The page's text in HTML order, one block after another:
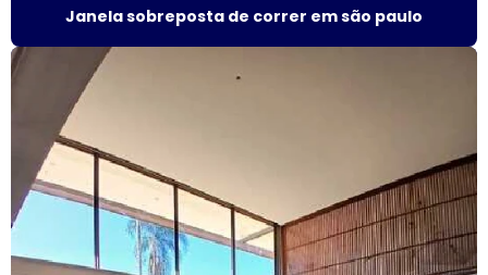
Fábrica esquadrias de alumínio
Fábrica de esquadrias de alumínio em são paulo
Fábrica de esquadrias de alumínio em sp
Fábrica de janela acústica
Fábrica de janela de alumínio sobreposta
Fábrica de janela anti ruído
Janela sobreposta de correr em são paulo